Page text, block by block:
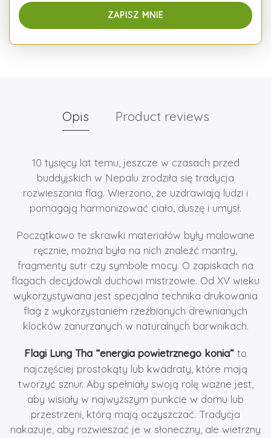
Opis Product reviews
10 tysięcy lat temu, jeszcze w czasach przed
buddyjskich w Nepalu zrodziła się tradycja
rozwieszania flag. Wierzono, że uzdrawiają ludzi i
pomagają harmonizować ciało, duszę i umysł.
Początkowo te skrawki materiałów były malowane
ręcznie, można było na nich znaleźć mantry,
fragmenty sutr czy symbole mocy. O zapiskach na
flagach decydowali duchowi mistrzowie. Od XV wieku
wykorzystywana jest specjalna technika drukowania
flag z wykorzystaniem rzeźbionych drewnianych
klocków zanurzanych w naturalnych barwnikach.
Flagi Lung Tha “energia powietrznego konia” to
najczęściej prostokąty lub kwadraty, które mają
tworzyć sznur. Aby spełniały swoją rolę ważne jest,
aby wisiały w najwyższym punkcie w domu lub
przestrzeni, którą mają oczyszczać. Tradycja
nakazuje, aby rozwieszać je w słoneczny, ale wietrzny